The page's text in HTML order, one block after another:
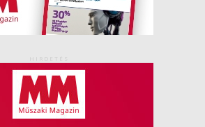
HIRDETÉS